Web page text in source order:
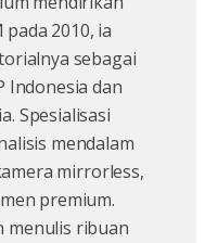
pada 2010, ia
sebagai
Indonesia dan
Spesialisasi
mendalam
mirrorless,
premium.
menulis ribuan